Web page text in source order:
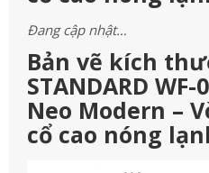
Đang cập nhật…
Bản vẽ kích
STANDARD WF-
Neo Modern –
cổ cao nóng